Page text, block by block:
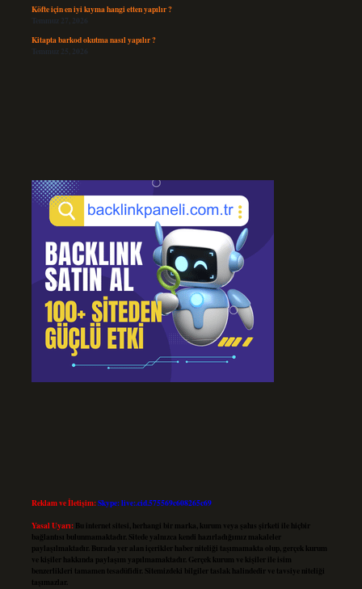
Köfte için en iyi kıyma hangi etten yapılır ?
Temmuz 27, 2026
Kitapta barkod okutma nasıl yapılır ?
Temmuz 25, 2026
Reklam ve İletişim:Skype: live:.cid.575569c608265c69
Yasal Uyarı: Bu internet sitesi, herhangi bir marka, kurum veya şahıs şirketi ile hiçbir
bağlantısı bulunmamaktadır. Sitede yalnızca kendi hazırladığımız makaleler
paylaşılmaktadır. Burada yer alan içerikler haber niteliği taşımamakta olup, gerçek kurum
ve kişiler hakkında paylaşım yapılmamaktadır. Gerçek kurum ve kişiler ile isim
benzerlikleri tamamen tesadüfidir. Sitemizdeki bilgiler taslak halindedir ve tavsiye niteliği
taşımazlar.